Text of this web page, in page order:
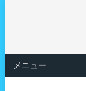
メニュー